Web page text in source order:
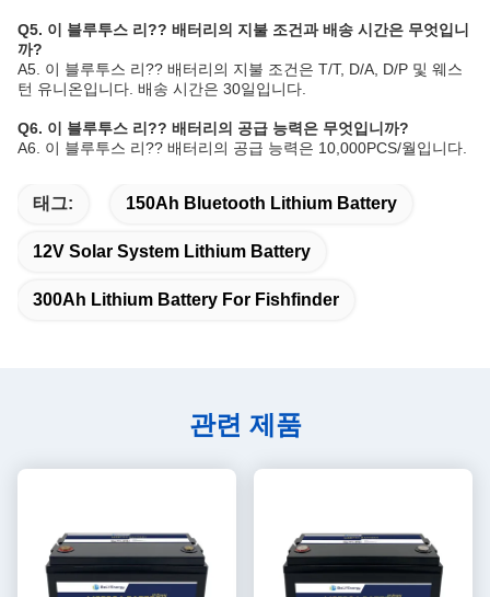
Q5. 이 블루투스 리?? 배터리의 지불 조건과 배송 시간은 무엇입니
까?
A5. 이 블루투스 리?? 배터리의 지불 조건은 T/T, D/A, D/P 및 웨스
턴 유니온입니다. 배송 시간은 30일입니다.
Q6. 이 블루투스 리?? 배터리의 공급 능력은 무엇입니까?
A6. 이 블루투스 리?? 배터리의 공급 능력은 10,000PCS/월입니다.
태그: 150Ah Bluetooth Lithium Battery
12V Solar System Lithium Battery
300Ah Lithium Battery For Fishfinder
관련 제품